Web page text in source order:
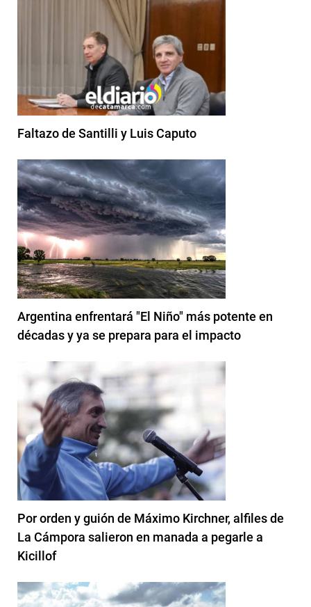
Faltazo de Santilli y Luis Caputo
Argentina enfrentará "El Niño" más potente en
décadas y ya se prepara para el impacto
Por orden y guión de Máximo Kirchner, alfiles de
La Cámpora salieron en manada a pegarle a
Kicillof